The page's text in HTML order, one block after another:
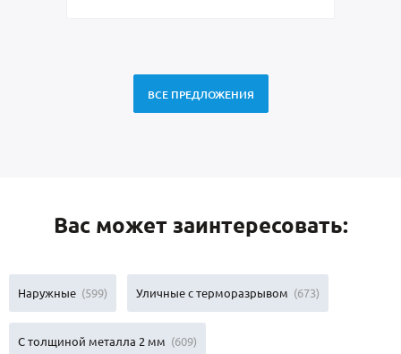
ВСЕ ПРЕДЛОЖЕНИЯ
Вас может заинтересовать:
Наружные (599) Уличные с терморазрывом (673)
С толщиной металла 2 мм (609)